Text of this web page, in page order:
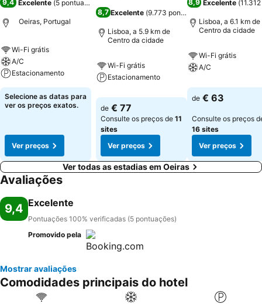
9,4 Excelente (5 pontuações
Oeiras, Portugal
Wi-Fi grátis
A/C
Estacionamento
Selecione as datas para
ver os preços exatos.
Ver preços
8,7 Excelente (9.773 pontuações
Lisboa, a 5.9 km de
Centro da cidade
Wi-Fi grátis
Estacionamento
de € 77
Consulte os preços de 11
sites
Ver preços
8,9 Excelente (
Lisboa, a 6.1 km de
Centro da cidade
Wi-Fi grátis
A/C
de € 63
Consulte os preços
16 sites
Ver preços
Ver todas as estadias em Oeiras
Avaliações
9,4 Excelente
Pontuações 100% verificadas (5 pontuações)
Promovido pela
Mostrar avaliações
Comodidades principais do hotel